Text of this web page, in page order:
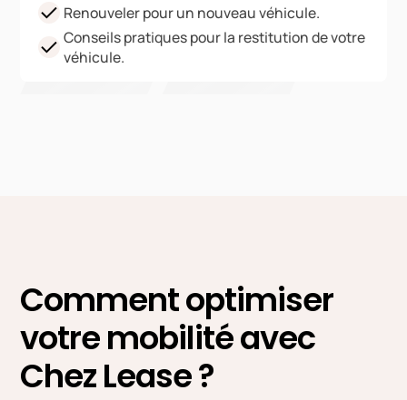
Renouveler pour un nouveau véhicule.
Conseils pratiques pour la restitution de votre
véhicule.
Comment optimiser
votre mobilité avec
Chez Lease ?